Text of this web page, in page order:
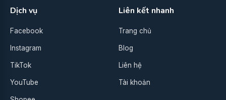
Dịch vụ
Facebook
Instagram
TikTok
YouTube
Liên kết nhanh
Trang chủ
Blog
Liên hệ
Tài khoản